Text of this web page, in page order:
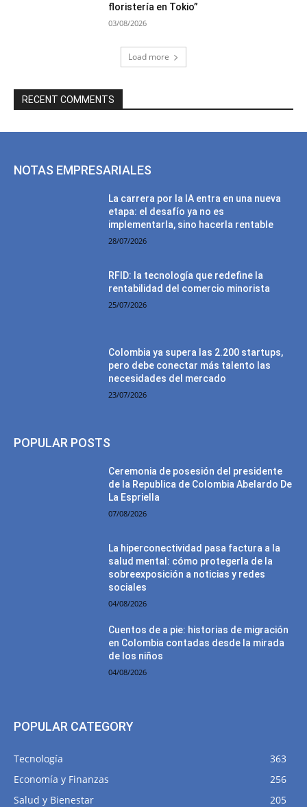
floristería en Tokio”
03/08/2026
Load more
RECENT COMMENTS
NOTAS EMPRESARIALES
La carrera por la IA entra en una nueva
etapa: el desafío ya no es
implementarla, sino hacerla rentable
28/07/2026
RFID: la tecnología que redefine la
rentabilidad del comercio minorista
25/07/2026
Colombia ya supera las 2.200 startups,
pero debe conectar más talento las
necesidades del mercado
23/07/2026
POPULAR POSTS
Ceremonia de posesión del presidente
de la Republica de Colombia Abelardo De
La Espriella
07/08/2026
La hiperconectividad pasa factura a la
salud mental: cómo protegerla de la
sobreexposición a noticias y redes
sociales
04/08/2026
Cuentos de a pie: historias de migración
en Colombia contadas desde la mirada
de los niños
04/08/2026
POPULAR CATEGORY
Tecnología
363
Economía y Finanzas
256
Salud y Bienestar
205